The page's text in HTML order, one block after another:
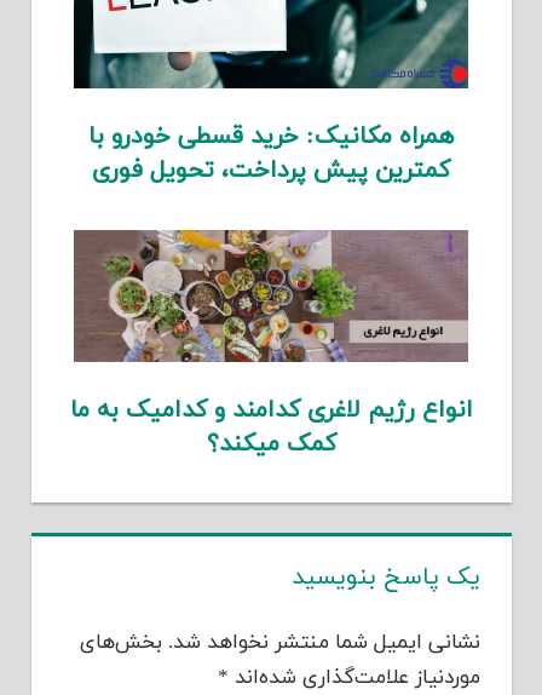
همراه مکانیک: خرید قسطی خودرو با
کمترین پیش پرداخت، تحویل فوری
انواع رژیم لاغری کدامند و کدامیک به ما
کمک میکند؟
یک پاسخ بنویسید
نشانی ایمیل شما منتشر نخواهد شد. بخش‌های
موردنیاز علامت‌گذاری شده‌اند *